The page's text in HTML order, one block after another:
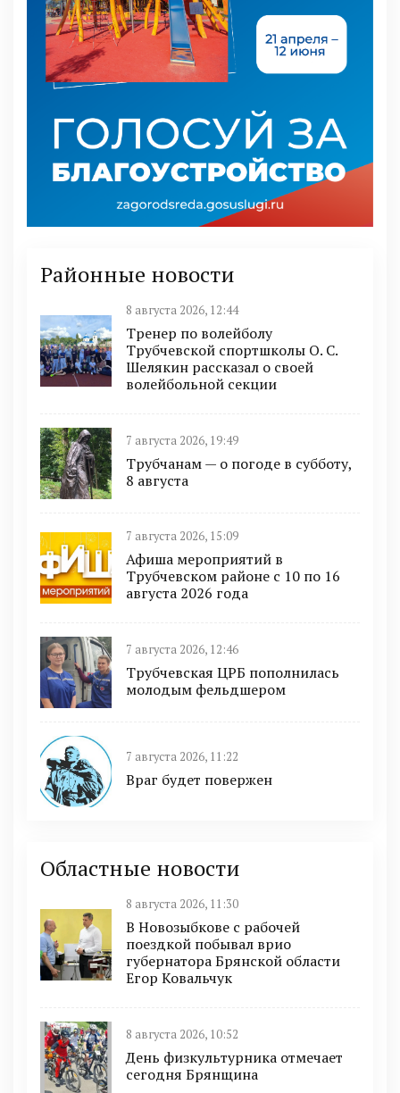
Районные новости
8 августа 2026, 12:44
Тренер по волейболу
Трубчевской спортшколы О. С.
Шелякин рассказал о своей
волейбольной секции
7 августа 2026, 19:49
Трубчанам — о погоде в субботу,
8 августа
7 августа 2026, 15:09
Афиша мероприятий в
Трубчевском районе с 10 по 16
августа 2026 года
7 августа 2026, 12:46
Трубчевская ЦРБ пополнилась
молодым фельдшером
7 августа 2026, 11:22
Враг будет повержен
Областные новости
8 августа 2026, 11:30
В Новозыбкове с рабочей
поездкой побывал врио
губернатора Брянской области
Егор Ковальчук
8 августа 2026, 10:52
День физкультурника отмечает
сегодня Брянщина